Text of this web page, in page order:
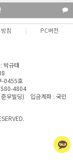
침 PC버전
박규태
-0455호
4804
우빌딩) 입금계좌 : 국민